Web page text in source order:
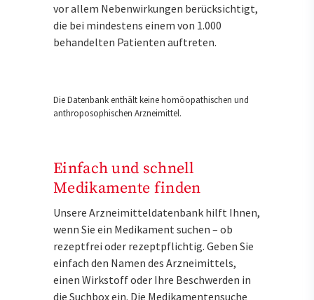
vor allem Nebenwirkungen berücksichtigt,
die bei mindestens einem von 1.000
behandelten Patienten auftreten.
Die Datenbank enthält keine homöopathischen und
anthroposophischen Arzneimittel.
Einfach und schnell
Medikamente finden
Unsere Arzneimitteldatenbank hilft Ihnen,
wenn Sie ein Medikament suchen – ob
rezeptfrei oder rezeptpflichtig. Geben Sie
einfach den Namen des Arzneimittels,
einen Wirkstoff oder Ihre Beschwerden in
die Suchbox ein. Die Medikamentensuche